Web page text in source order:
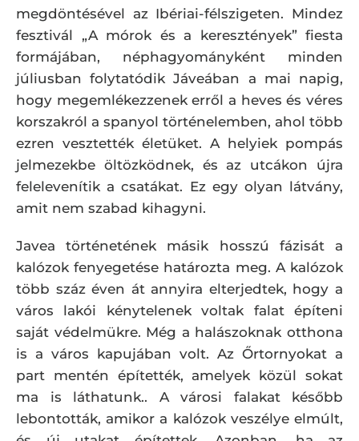
megdöntésével az Ibériai-félszigeten. Mindez
fesztivál „A mórok és a keresztények” fiesta
formájában, néphagyományként minden
júliusban folytatódik Jáveában a mai napig,
hogy megemlékezzenek erről a heves és véres
korszakról a spanyol történelemben, ahol több
ezren vesztették életüket. A helyiek pompás
jelmezekbe öltözködnek, és az utcákon újra
felelevenítik a csatákat. Ez egy olyan látvány,
amit nem szabad kihagyni.
Javea történetének másik hosszú fázisát a
kalózok fenyegetése határozta meg. A kalózok
több száz éven át annyira elterjedtek, hogy a
város lakói kénytelenek voltak falat építeni
saját védelmükre. Még a halászoknak otthona
is a város kapujában volt. Az Őrtornyokat a
part mentén építették, amelyek közül sokat
ma is láthatunk.. A városi falakat később
lebontották, amikor a kalózok veszélye elmúlt,